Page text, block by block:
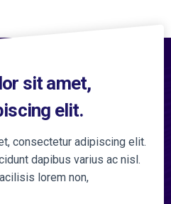
sit amet,
elit.
consectetur adipiscing elit.
dapibus varius ac nisl.
lorem non,